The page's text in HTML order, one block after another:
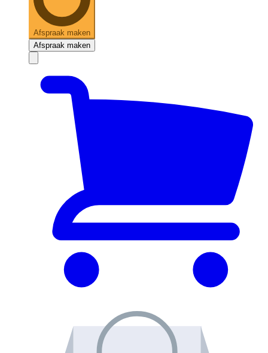
Afspraak maken
Afspraak maken